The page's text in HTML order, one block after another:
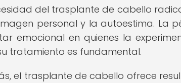
del trasplante de cabello
personal y la autoestima. La
emocional en quienes la
tratamiento es fundamental.
el trasplante de cabello ofrece